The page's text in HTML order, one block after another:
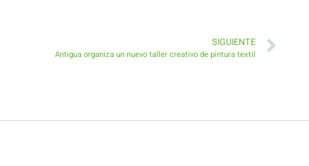
SIGUIENTE
Antigua organiza un nuevo taller creativo de pintura textil